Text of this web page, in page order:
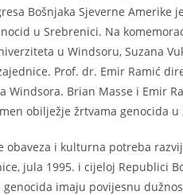
Bošnjaka Sjeverne
u Srebrenici. Na
u Windsoru, Suzana
Prof. dr. Emir Ramić
Windsora. Brian Masse i Emir
obilježje žrtvama genocida
obaveza i kulturna potreba
jula 1995. i cijeloj Republici
genocida imaju povijesnu